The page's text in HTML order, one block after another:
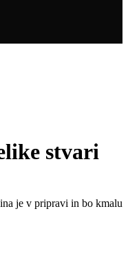
stvari
je v pripravi in ​​bo kmalu